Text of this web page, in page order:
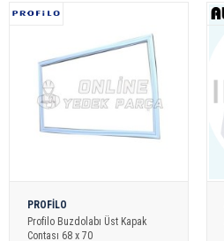
PROFİLO
Profilo Buzdolabı Üst Kapak
Contası 68 x 70